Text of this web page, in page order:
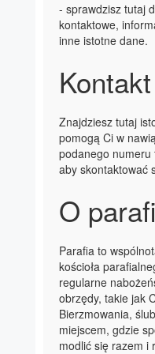
- sprawdzisz tutaj
kontaktowe,
inne istotne dane.
Znajdziesz tutaj
pomogą Ci w
podanego numeru
aby skontaktować
O
Parafia to
kościoła
regularne
obrzędy, takie jak
Bierzmowania,
miejscem, gdzie
modlić się razem i